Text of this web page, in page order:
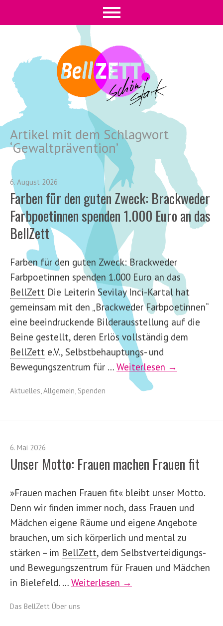
Artikel mit dem Schlagwort
‘Gewaltprävention’
6. August 2026
Farben für den guten Zweck: Brackweder
Farbpoetinnen spenden 1.000 Euro an das
BellZett
Farben für den guten Zweck: Brackweder
Farbpoetinnen spenden 1.000 Euro an das
BellZett Die Leiterin Sevilay Inci-Kartal hat
gemeinsam mit den „Brackweder Farbpoetinnen“
eine beeindruckende Bilderausstellung auf die
Beine gestellt, deren Erlös vollständig dem
BellZett e.V., Selbstbehauptungs- und
Bewegungszentrum für … Weiterlesen →
Aktuelles,Allgemein, Spenden
6. Mai 2026
Unser Motto: Frauen machen Frauen fit
»Frauen machen Frauen fit« bleibt unser Motto.
Denn wir finden immer noch, dass Frauen und
Mädchen eigene Räume und eigene Angebote
brauchen, um sich körperlich und mental zu
stärken – im BellZett, dem Selbstverteidigungs-
und Bewegungszentrum für Frauen und Mädchen
in Bielefeld. … Weiterlesen →
Das BellZett Über uns